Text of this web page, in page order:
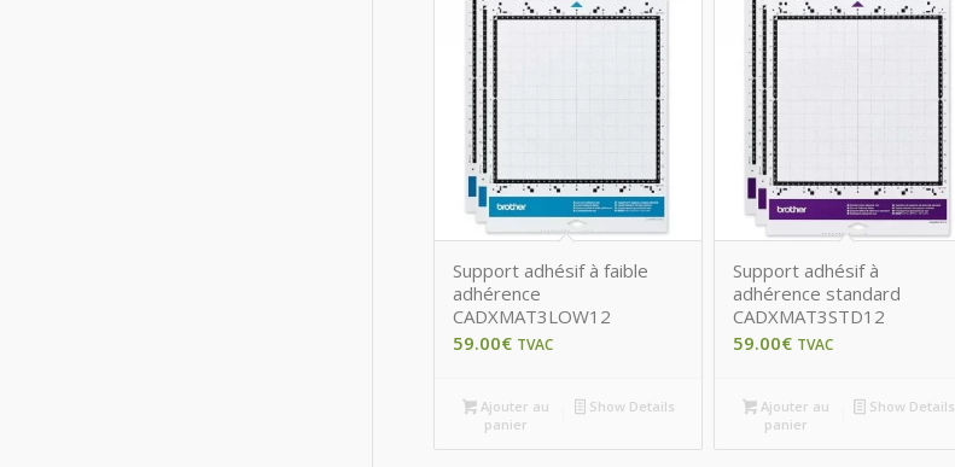
Support adhésif à faible
adhérence
CADXMAT3LOW12
59.00€ TVAC
Ajouter au
panier
Show Details
Support adhésif à
adhérence standard
CADXMAT3STD12
59.00€ TVAC
Ajouter au
panier
Show Details